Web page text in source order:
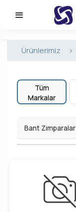
Ürünlerimiz >
Tüm
Markalar
Bant Zımparalar